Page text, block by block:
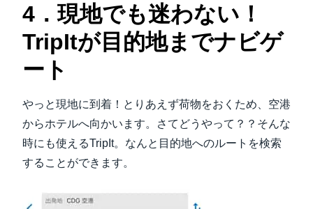
4．現地でも迷わない！
TripItが目的地までナビゲ
ート
やっと現地に到着！とりあえず荷物をおくため、空港
からホテルへ向かいます。さてどうやって？？そんな
時にも使えるTripIt。なんと目的地へのルートを検索
することができます。